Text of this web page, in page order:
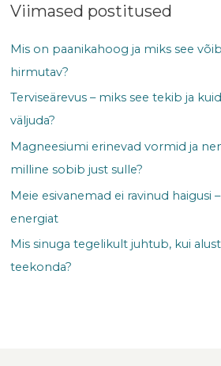
Viimased postitused
Mis on paanikahoog ja miks see
hirmutav?
Terviseärevus – miks see tekib ja
väljuda?
Magneesiumi erinevad vormid ja
milline sobib just sulle?
Meie esivanemad ei ravinud haigusi
energiat
Mis sinuga tegelikult juhtub, kui
teekonda?